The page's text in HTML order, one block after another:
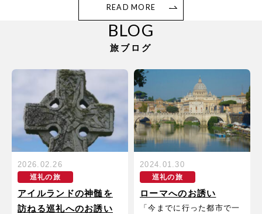
READ MORE
BLOG
旅ブログ
2026.02.26
巡礼の旅
アイルランドの神髄を
訪ねる巡礼へのお誘い
2024.01.30
巡礼の旅
ローマへのお誘い
「今までに行った都市で一